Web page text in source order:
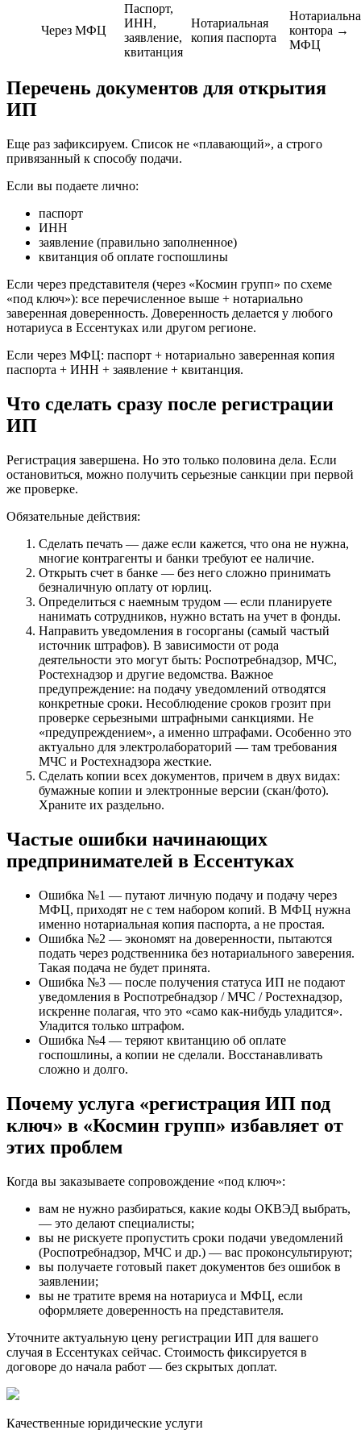
Через МФЦ
Паспорт,
ИНН,
заявление,
квитанция
Нотариальная
копия паспорта
контора →
МФЦ
Перечень документов для открытия
ИП
Еще раз зафиксируем. Список не «плавающий», а строго
привязанный к способу подачи.
Если вы подаете лично:
паспорт
ИНН
заявление (правильно заполненное)
квитанция об оплате госпошлины
Если через представителя (через «Космин групп» по схеме
«под ключ»): все перечисленное выше + нотариально
заверенная доверенность. Доверенность делается у любого
нотариуса в Ессентуках или другом регионе.
Если через МФЦ: паспорт + нотариально заверенная копия
паспорта + ИНН + заявление + квитанция.
Что сделать сразу после регистрации
ИП
Регистрация завершена. Но это только половина дела. Если
остановиться, можно получить серьезные санкции при первой
же проверке.
Обязательные действия:
Сделать печать — даже если кажется, что она не нужна,
многие контрагенты и банки требуют ее наличие.
Открыть счет в банке — без него сложно принимать
безналичную оплату от юрлиц.
Определиться с наемным трудом — если планируете
нанимать сотрудников, нужно встать на учет в фонды.
Направить уведомления в госорганы (самый частый
источник штрафов). В зависимости от рода
деятельности это могут быть: Роспотребнадзор, МЧС,
Ростехнадзор и другие ведомства. Важное
предупреждение: на подачу уведомлений отводятся
конкретные сроки. Несоблюдение сроков грозит при
проверке серьезными штрафными санкциями. Не
«предупреждением», а именно штрафами. Особенно это
актуально для электролабораторий — там требования
МЧС и Ростехнадзора жесткие.
Сделать копии всех документов, причем в двух видах:
бумажные копии и электронные версии (скан/фото).
Храните их раздельно.
Частые ошибки начинающих
предпринимателей в Ессентуках
Ошибка №1 — путают личную подачу и подачу через
МФЦ, приходят не с тем набором копий. В МФЦ нужна
именно нотариальная копия паспорта, а не простая.
Ошибка №2 — экономят на доверенности, пытаются
подать через родственника без нотариального заверения.
Такая подача не будет принята.
Ошибка №3 — после получения статуса ИП не подают
уведомления в Роспотребнадзор / МЧС / Ростехнадзор,
искренне полагая, что это «само как-нибудь уладится».
Уладится только штрафом.
Ошибка №4 — теряют квитанцию об оплате
госпошлины, а копии не сделали. Восстанавливать
сложно и долго.
Почему услуга «регистрация ИП под
ключ» в «Космин групп» избавляет от
этих проблем
Когда вы заказываете сопровождение «под ключ»:
вам не нужно разбираться, какие коды ОКВЭД выбрать,
— это делают специалисты;
вы не рискуете пропустить сроки подачи уведомлений
(Роспотребнадзор, МЧС и др.) — вас проконсультируют;
вы получаете готовый пакет документов без ошибок в
заявлении;
вы не тратите время на нотариуса и МФЦ, если
оформляете доверенность на представителя.
Уточните актуальную цену регистрации ИП для вашего
случая в Ессентуках сейчас. Стоимость фиксируется в
договоре до начала работ — без скрытых доплат.
Качественные юридические услуги